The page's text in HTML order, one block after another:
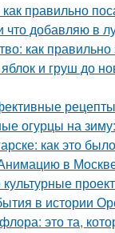
правильно
что добавляю в
как
и груш до
рецепты
огурцы на
как это
в
в истории
это та,